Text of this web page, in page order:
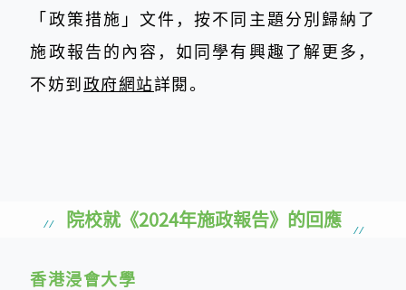
「政策措施」文件，按不同主題分別歸納了
施政報告的內容，如同學有興趣了解更多，
不妨到 政府網站詳閱。
院校就《2024年施政報告》的回應
香港浸會大學